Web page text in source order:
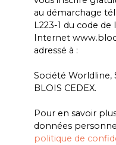
au démarchage
L223-1 du code
Internet
adressé à :
Société Worldline,
BLOIS CEDEX.
Pour en savoir
données
politique de